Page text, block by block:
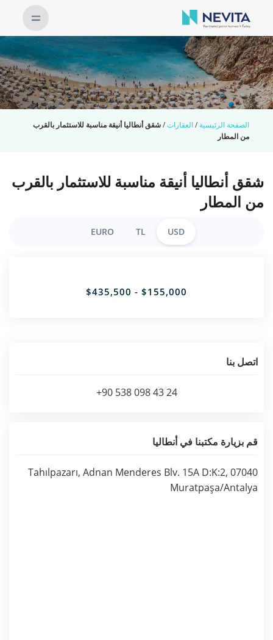
الصفحة الرئيسية /العقارات/شقق أنطاليا أنيقة مناسبة للاستثمار بالقرب
من المطار
شقق أنطاليا أنيقة مناسبة للاستثمار بالقرب
من المطار
USD
TL
EURO
$155,000 - $435,500
اتصل بنا
+90 538 098 43 24
قم بزيارة مكتبنا في أنطاليا
Tahılpazarı, Adnan Menderes Blv. 15A D:K:2, 07040
Muratpaşa/Antalya